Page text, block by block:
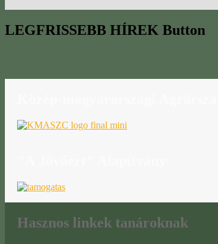
LEGFRISSEBB HÍREK Button
Hasznos linkek tanároknak